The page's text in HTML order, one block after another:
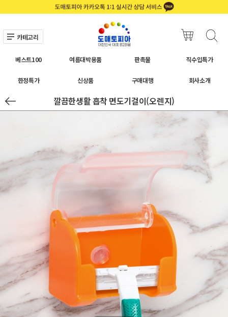
카테고리
베스트100 여름대박용품 판촉물 직수입특가
한정특가 신상품 구매대행 회사소개
깔끔한생활 흡착 면도기걸이(오렌지)